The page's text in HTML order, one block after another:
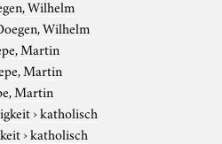
Wilhelm
Wilhelm
Martin
Martin
Martin
›katholisch
›katholisch